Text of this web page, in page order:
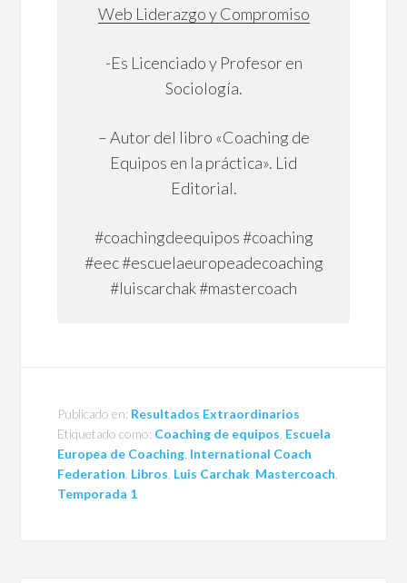
Web Liderazgo y Compromiso
-Es Licenciado y Profesor en
Sociología.
– Autor del libro «Coaching de
Equipos en la práctica». Lid
Editorial.
#coachingdeequipos #coaching
#eec #escuelaeuropeadecoaching
#luiscarchak #mastercoach
Publicado en: Resultados Extraordinarios
Etiquetado como: Coaching de equipos Escuela
Europea de Coaching International Coach
Federation Libros Luis Carchak Mastercoach
Temporada 1